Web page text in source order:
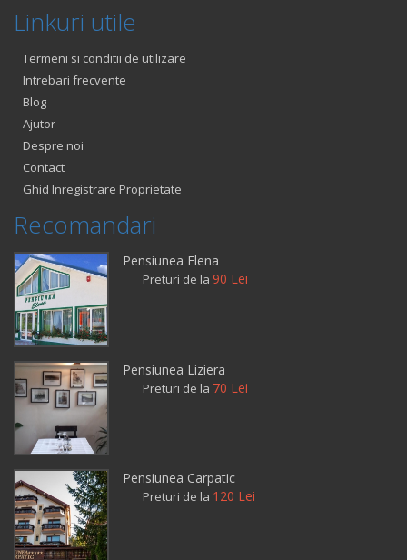
Linkuri utile
Termeni si conditii de utilizare
Intrebari frecvente
Blog
Ajutor
Despre noi
Contact
Ghid Inregistrare Proprietate
Recomandari
Pensiunea Elena
Preturi de la 90 Lei
Pensiunea Liziera
Preturi de la 70 Lei
Pensiunea Carpatic
Preturi de la 120 Lei